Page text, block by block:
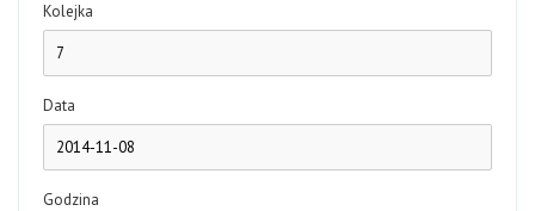
Kolejka
Data
Godzina